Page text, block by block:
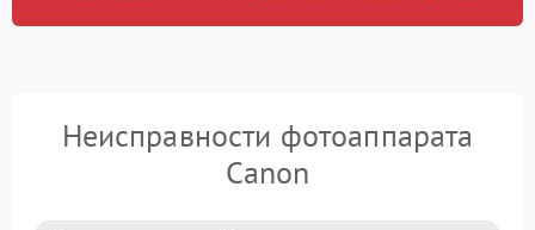
Неисправности фотоаппарата
Canon